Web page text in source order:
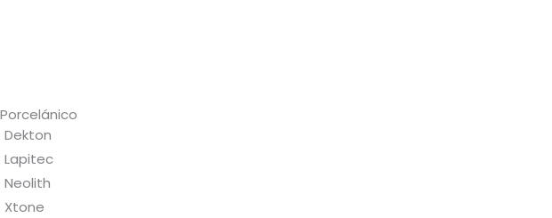
Porcelánico
Dekton
Lapitec
Neolith
Xtone